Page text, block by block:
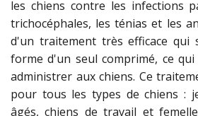
les chiens contre les infections
trichocéphales, les ténias et les
d'un traitement très efficace qui
forme d'un seul comprimé, ce
administrer aux chiens. Ce
pour tous les types de chiens :
âgés, chiens de travail et